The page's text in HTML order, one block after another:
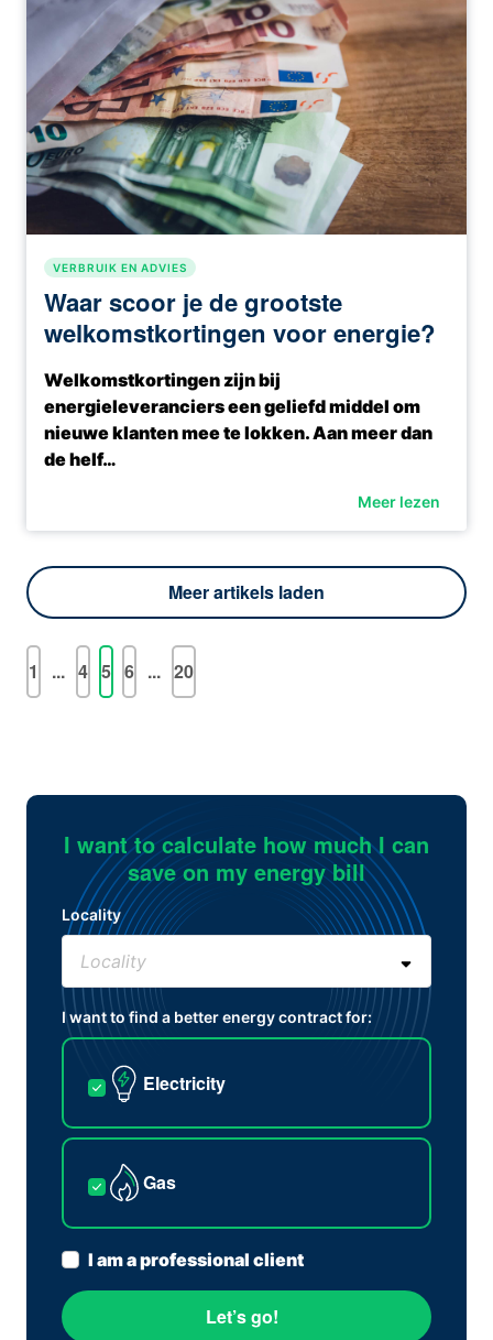
VERBRUIK EN ADVIES
Waar scoor je de grootste
welkomstkortingen voor energie?
Welkomstkortingen zijn bij
energieleveranciers een geliefd middel om
nieuwe klanten mee te lokken. Aan meer dan
de helf…
Meer lezen
Meer artikels laden
1 ... 4 5 6 ... 20
I want to calculate how much I can
save on my energy bill
Locality
I want to find a better energy contract for:
Electricity
Gas
I am a professional client
Let’s go!